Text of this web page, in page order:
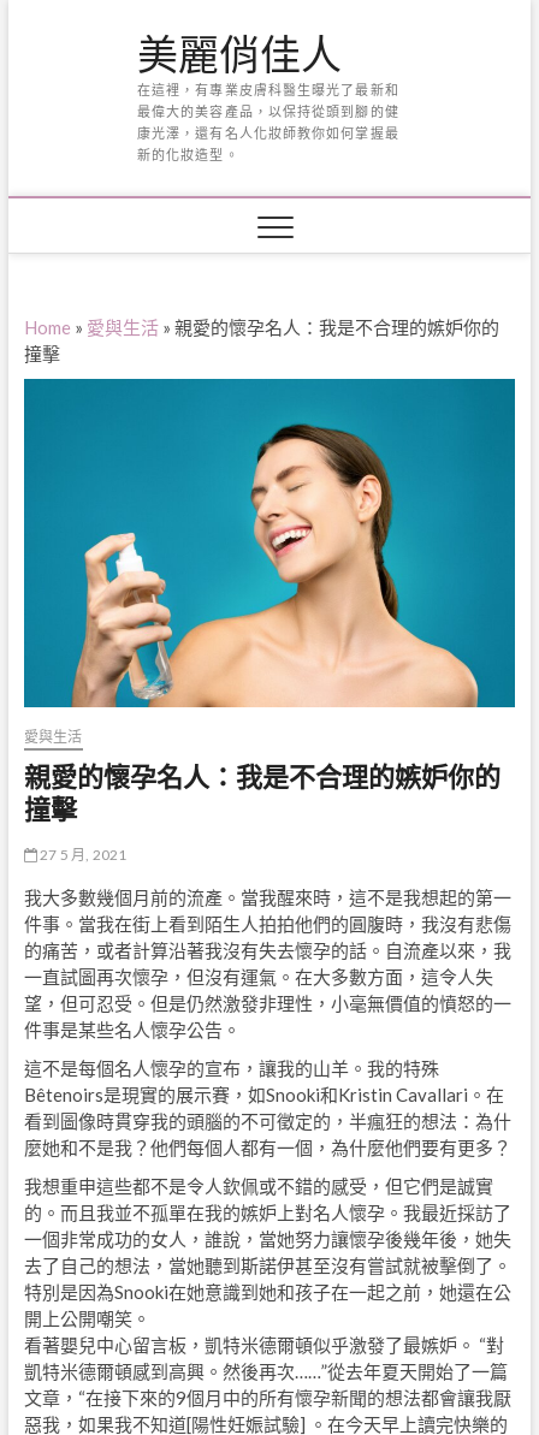
美麗俏佳人
在這裡，有專業皮膚科醫生曝光了最新和
最偉大的美容產品，以保持從頭到腳的健
康光澤，還有名人化妝師教你如何掌握最
新的化妝造型。
Home » 愛與生活» 親愛的懷孕名人：我是不合理的嫉妒你的
撞擊
愛與生活
親愛的懷孕名人：我是不合理的嫉妒你的
撞擊
27 5 月, 2021
我大多數幾個月前的流產。當我醒來時，這不是我想起的第一
件事。當我在街上看到陌生人拍拍他們的圓腹時，我沒有悲傷
的痛苦，或者計算沿著我沒有失去懷孕的話。自流產以來，我
一直試圖再次懷孕，但沒有運氣。在大多數方面，這令人失
望，但可忍受。但是仍然激發非理性，小毫無價值的憤怒的一
件事是某些名人懷孕公告。
這不是每個名人懷孕的宣布，讓我的山羊。我的特殊
Bêtenoirs是現實的展示賽，如Snooki和Kristin Cavallari。在
看到圖像時貫穿我的頭腦的不可徵定的，半瘋狂的想法：為什
麼她和不是我？他們每個人都有一個，為什麼他們要有更多？
我想重申這些都不是令人欽佩或不錯的感受，但它們是誠實
的。而且我並不孤單在我的嫉妒上對名人懷孕。我最近採訪了
一個非常成功的女人，誰說，當她努力讓懷孕後幾年後，她失
去了自己的想法，當她聽到斯諾伊甚至沒有嘗試就被擊倒了。
特別是因為Snooki在她意識到她和孩子在一起之前，她還在公
開上公開嘲笑。
看著嬰兒中心留言板，凱特米德爾頓似乎激發了最嫉妒。 “對
凱特米德爾頓感到高興。然後再次……”從去年夏天開始了一篇
文章，“在接下來的9個月中的所有懷孕新聞的想法都會讓我厭
惡我，如果我不知道[陽性妊娠試驗] 。在今天早上讀完快樂的